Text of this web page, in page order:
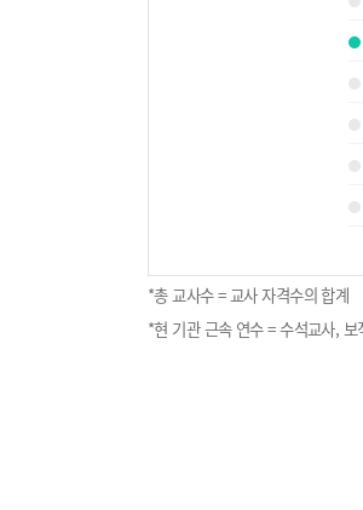
*총 교사수 = 교사 자격수의 합계
*현 기관 근속 연수 = 수석교사,